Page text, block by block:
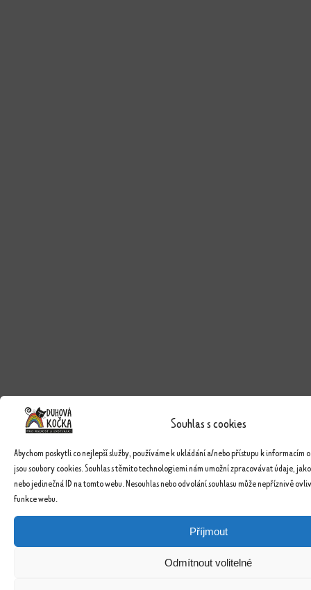
Souhlas s cookies
Abychom poskytli co nejlepší služby, používáme k ukládání a/nebo přístupu k informacím
jsou soubory cookies. Souhlas s těmito technologiemi nám umožní zpracovávat údaje,
nebo jedinečná ID na tomto webu. Nesouhlas nebo odvolání souhlasu může nepříznivě
funkce webu.
Příjmout
Odmítnout volitelné